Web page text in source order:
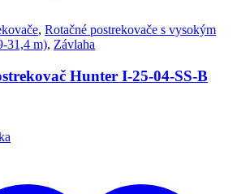
, Rotačné postrekovače s vysokým
31,4 m), Závlaha
Hunter I-25-04-SS-B